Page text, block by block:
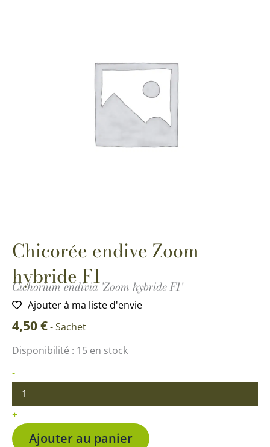
Chicorée endive Zoom
hybride F1
Cichorium endivia 'Zoom hybride F1'
Ajouter à ma liste d'envie
4,50€-Sachet
Disponibilité : 15 en stock
-
quantité
Chicorée
endive
Zoom
hybride
F1
+
Ajouter au panier